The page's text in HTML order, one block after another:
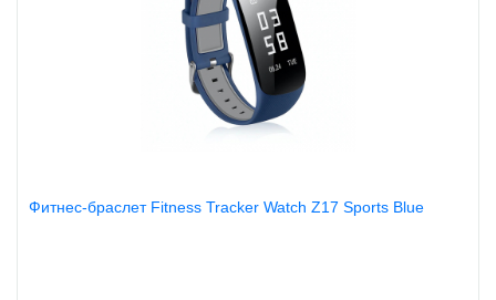
Фитнес-браслет Fitness Tracker Watch Z17 Sports Blue